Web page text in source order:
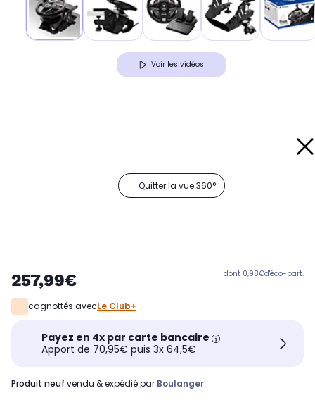
Voir les vidéos
Quitter la vue 360°
257,99€ dont 0,98€d'éco-part.
cagnottés avecLe Club+
Payez en 4x par carte bancaire
Apport de 70,95€ puis 3x 64,5€
produit neuf vendu & expédié par Boulanger